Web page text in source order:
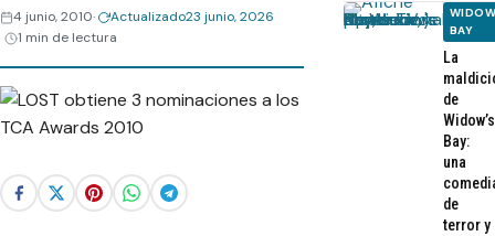
Webisodios
4 junio, 2010 Actualizado23 junio, 2026
1 min de lectura
BAY
La
de
Widow’s
Bay:
una
de
terror y